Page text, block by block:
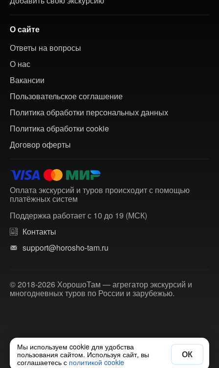
О сайте
Ответы на вопросы
О нас
Вакансии
Пользовательское соглашение
Политика обработки персональных данных
Политика обработки cookie
Договор оферты
Оплата экскурсий и туров происходит с помощью
платёжных систем
Поддержка работает с 10 до 19 (МСК)
Контакты
support@horosho-tam.ru
© 2018-2026 ХорошоТам — агрегатор экскурсий и
многодневных туров по России и зарубежью.
Мы используем cookie для удобства
пользования сайтом. Используя сайт, вы
соглашаетесь с политикой cookie
ОК